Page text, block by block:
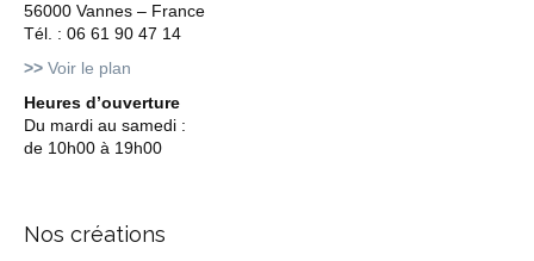
56000 Vannes – France
Tél. : 06 61 90 47 14
>> Voir le plan
Heures d’ouverture
Du mardi au samedi :
de 10h00 à 19h00
Nos créations